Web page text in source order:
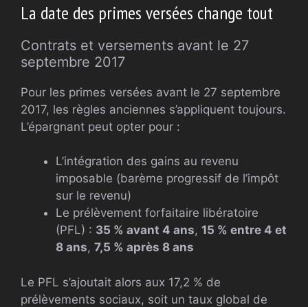
La date des primes versées change tout
Contrats et versements avant le 27
septembre 2017
Pour les primes versées avant le 27 septembre
2017, les règles anciennes s’appliquent toujours.
L’épargnant peut opter pour :
L’intégration des gains au revenu
imposable (barème progressif de l’impôt
sur le revenu)
Le prélèvement forfaitaire libératoire
(PFL) : 35 % avant 4 ans, 15 % entre 4 et
8 ans, 7,5 % après 8 ans
Le PFL s’ajoutait alors aux 17,2 % de
prélèvements sociaux, soit un taux global de